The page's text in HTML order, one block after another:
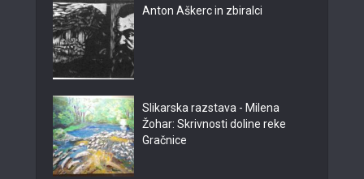
Anton Aškerc in zbiralci
Slikarska razstava - Milena
Žohar: Skrivnosti doline reke
Gračnice